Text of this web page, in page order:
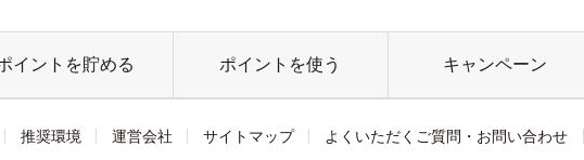
イントを貯める ポイントを使う キャンペーン
推奨環境 運営会社 サイトマップ よくいただくご質問・お問い合わせ